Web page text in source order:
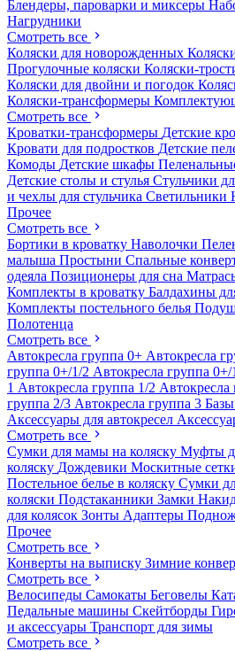
Блендеры, пароварки и миксеры
Нагрудники
Смотреть все
Коляски для новорожденных
Прогулочные коляски Коляски-
Коляски для двойни и погодок
Коляски-трансформеры
Смотреть все
Кроватки-трансформеры Детские
Кровати для подростков Детские
Комоды Детские шкафы
Детские столы и стулья Стульчики
и чехлы для стульчика Светильники
Прочее
Смотреть все
Бортики в кроватку Наволочки
малыша Простыни Спальные
одеяла Позиционеры для сна
Комплекты в кроватку Балдахины
Комплекты постельного белья
Полотенца
Смотреть все
Автокресла группа 0+ Автокресла
группа 0+/1/2 Автокресла группа 0+/
1 Автокресла группа 1/2 Автокресла
группа 2/3 Автокресла группа 3
Аксессуары для автокресел
Смотреть все
Сумки для мамы на коляску Муфты
коляску Дождевики Москитные
Постельное белье в коляску Сумки
коляски Подстаканники Замки
для колясок Зонты Адаптеры
Прочее
Смотреть все
Конверты на выписку Зимние
Смотреть все
Велосипеды Самокаты Беговелы
Педальные машины Скейтборды
и аксессуары Транспорт для зимы
Смотреть все